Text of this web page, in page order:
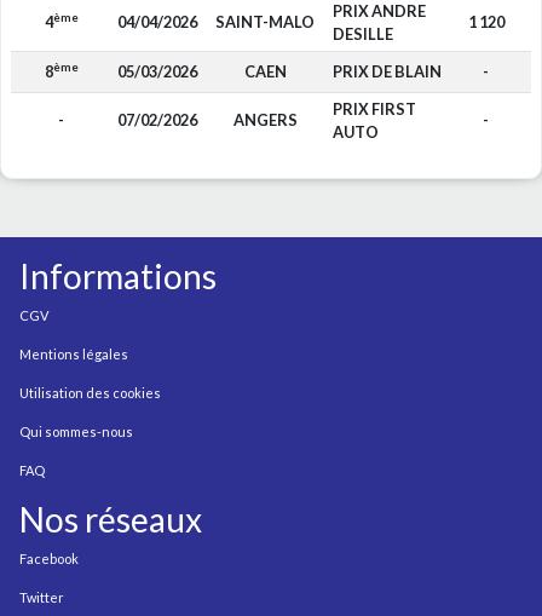
4ème 04/04/2026 SAINT-MALO
PRIX ANDRE
DESILLE
1 120
8ème 05/03/2026 CAEN PRIX DE BLAIN -
- 07/02/2026 ANGERS
PRIX FIRST
AUTO
-
Informations
CGV
Mentions légales
Utilisation des cookies
Qui sommes-nous
FAQ
Nos réseaux
Facebook
Twitter